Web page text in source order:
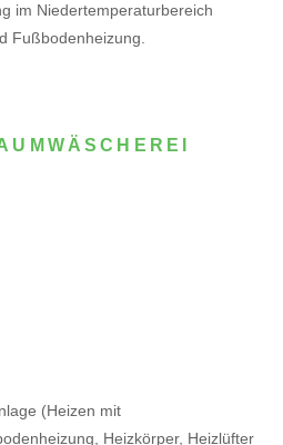
im Niedertemperaturbereich
Fußbodenheizung.
(Heizen mit
Heizkörper, Heizlüfter